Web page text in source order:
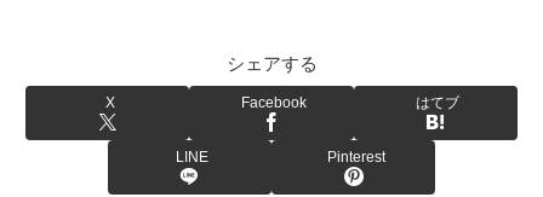
シェアする
X Facebook はてブ
LINE Pinterest